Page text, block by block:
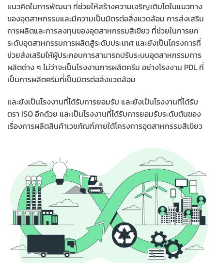
แนวคิดในการพัฒนา ที่ช่วยให้สร้างความเจริญเติบโตในแนวทาง
ของอุตสาหกรรมและมีความเป็นมิตรต่อสิ่งแวดล้อม การส่งเสริม
การผลิตและการลงทุนของอุตสาหกรรมสีเขียว ที่ช่วยในการยก
ระดับอุตสาหกรรมการผลิตสู้ระดับประเทศ และยังเป็นโครงการที่
ช่วยส่งเสริมให้ผู้ประกอบการสามารถปรับระบบอุตสาหกรรมการ
ผลิตต่าง ๆ ไม่ว่าจะเป็นโรงงานการผลิตครีม อย่างโรงงาน PDL ที่
เป็นการผลิตครีมที่เป็นมิตรต่อสิ่งแวดล้อม
และยังเป็นโรงงานที่ได้รับการยอมรับ และยังเป็นโรงงานที่ได้รับ
ตรา ISO อีกด้วย และเป็นโรงงานที่ได้รับการยอมรับระดับต้นของ
เรื่องการผลิตสินค้าเวชภัณฑ์ภายใต้โครงการอุตสาหกรรมสีเขียว